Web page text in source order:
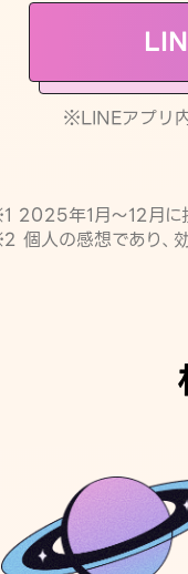
※LINEアプリ
2025年1月〜12月に
個人の感想であり、